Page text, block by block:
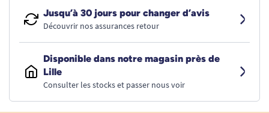
Jusqu’à 30 jours pour changer d’avis
Découvrir nos assurances retour
Disponible dans notre magasin près de
Lille
Consulter les stocks et passer nous voir